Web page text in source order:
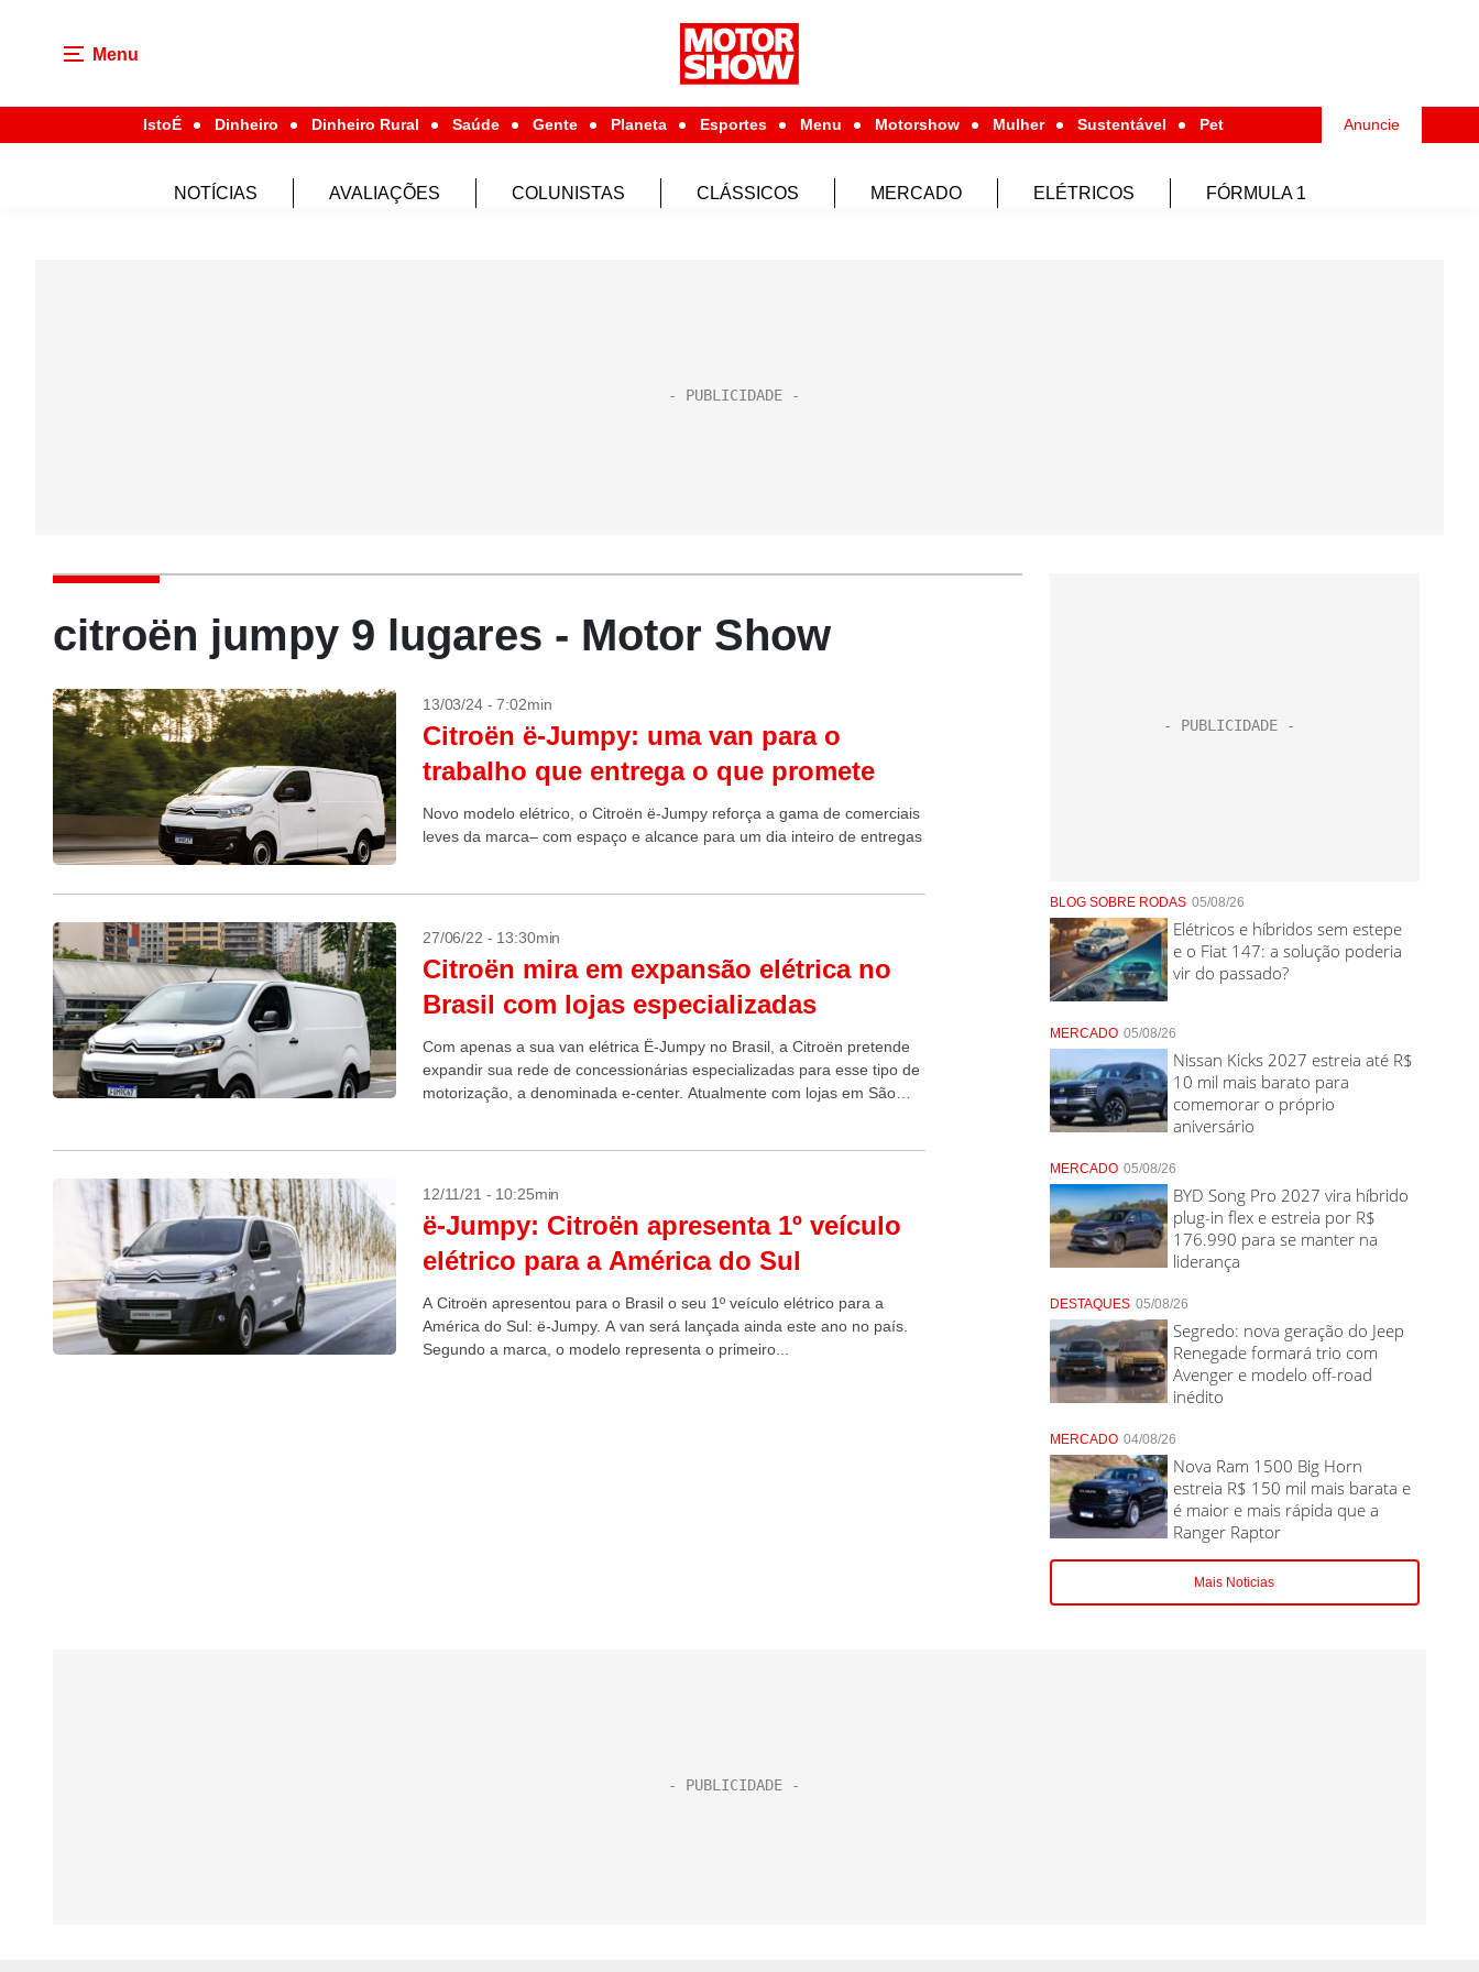
Menu
IstoÉ Dinheiro Dinheiro Rural Saúde Gente Planeta Esportes Menu Motorshow Mulher Sustentável Pet Anuncie
NOTÍCIAS AVALIAÇÕES COLUNISTAS CLÁSSICOS MERCADO ELÉTRICOS FÓRMULA 1
citroën jumpy 9 lugares - Motor Show
13/03/24 - 7:02min
Citroën ë-Jumpy: uma van para o
trabalho que entrega o que promete
Novo modelo elétrico, o Citroën ë-Jumpy reforça a gama de comerciais
leves da marca– com espaço e alcance para um dia inteiro de entregas
27/06/22 - 13:30min
Citroën mira em expansão elétrica no
Brasil com lojas especializadas
Com apenas a sua van elétrica Ë-Jumpy no Brasil, a Citroën pretende
expandir sua rede de concessionárias especializadas para esse tipo de
motorização, a denominada e-center. Atualmente com lojas em São
12/11/21 - 10:25min
ë-Jumpy: Citroën apresenta 1º veículo
elétrico para a América do Sul
A Citroën apresentou para o Brasil o seu 1º veículo elétrico para a
América do Sul: ë-Jumpy. A van será lançada ainda este ano no país.
Segundo a marca, o modelo representa o primeiro...
BLOG SOBRE RODAS 05/08/26
Elétricos e híbridos sem estepe
e o Fiat 147: a solução poderia
vir do passado?
MERCADO 05/08/26
Nissan Kicks 2027 estreia até R$
10 mil mais barato para
comemorar o próprio
aniversário
MERCADO 05/08/26
BYD Song Pro 2027 vira híbrido
plug-in flex e estreia por R$
176.990 para se manter na
liderança
DESTAQUES 05/08/26
Segredo: nova geração do Jeep
Renegade formará trio com
Avenger e modelo off-road
inédito
MERCADO 04/08/26
Nova Ram 1500 Big Horn
estreia R$ 150 mil mais barata e
é maior e mais rápida que a
Ranger Raptor
Mais Noticias